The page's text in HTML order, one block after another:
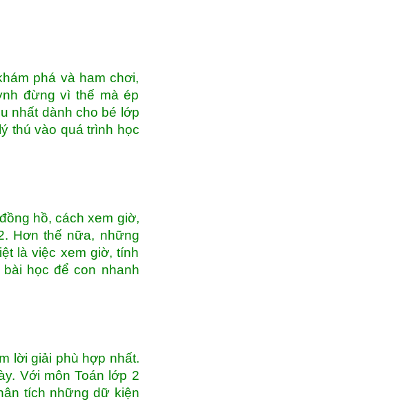
phá và ham chơi,
đừng vì thế mà ép
nhất dành cho bé lớp
thú vào quá trình học
hồ, cách xem giờ,
Hơn thế nữa, những
là việc xem giờ, tính
học để con nhanh
lời giải phù hợp nhất.
Với môn Toán lớp 2
tích những dữ kiện